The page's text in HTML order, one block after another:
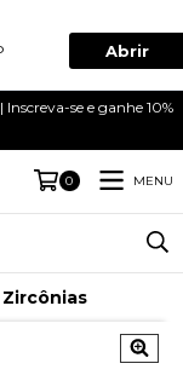
Abrir
se e ganhe 10%
0 MENU